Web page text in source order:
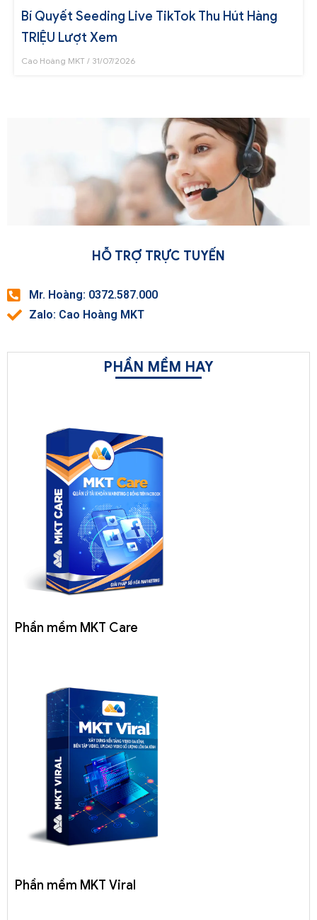
Bí Quyết Seeding Live TikTok Thu Hút Hàng
TRIỆU Lượt Xem
Cao Hoàng MKT 31/07/2026
HỖ TRỢ TRỰC TUYẾN
Mr. Hoàng: 0372.587.000
Zalo: Cao Hoàng MKT
PHẦN MỀM HAY
Phần mềm MKT Care
Phần mềm MKT Viral